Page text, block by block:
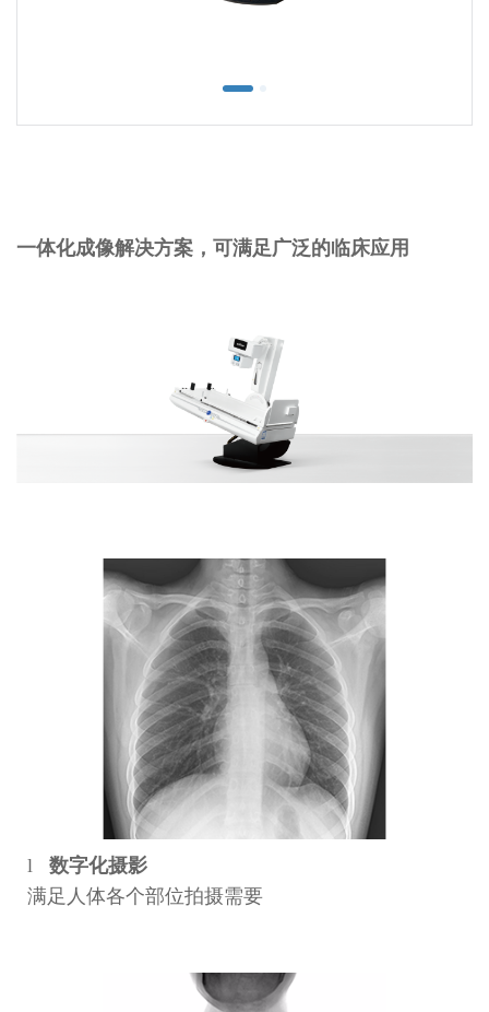
一体化成像解决方案，可满足广泛的临床应用
l
数字化摄影
满足人体各个部位拍摄需要